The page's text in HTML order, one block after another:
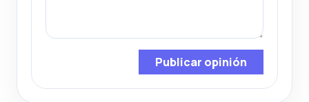
Publicar opinión